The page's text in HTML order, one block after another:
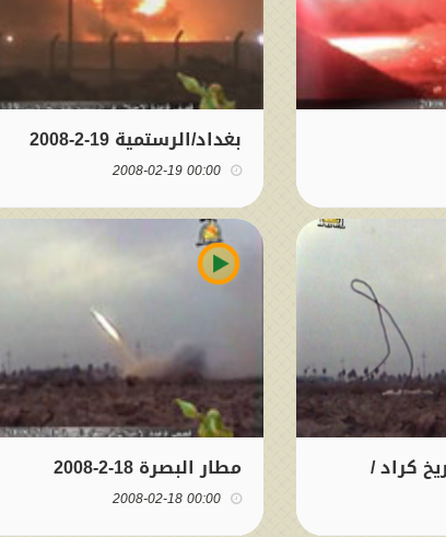
بغداد/الرستمية 19-2-2008
00:00 2008-02-19
كراد / مطار البصرة 18-2-2008
00:00 2008-02-18